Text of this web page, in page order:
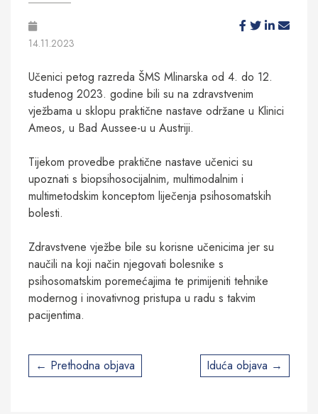
14.11.2023
Učenici petog razreda ŠMS Mlinarska od 4. do 12.
studenog 2023. godine bili su na zdravstvenim
vježbama u sklopu praktične nastave održane u Klinici
Ameos, u Bad Aussee-u u Austriji.
Tijekom provedbe praktične nastave učenici su
upoznati s biopsihosocijalnim, multimodalnim i
multimetodskim konceptom liječenja psihosomatskih
bolesti.
Zdravstvene vježbe bile su korisne učenicima jer su
naučili na koji način njegovati bolesnike s
psihosomatskim poremećajima te primijeniti tehnike
modernog i inovativnog pristupa u radu s takvim
pacijentima.
Post
navigation
Prethodna objava Iduća objava